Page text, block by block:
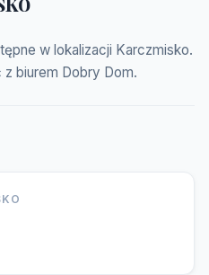
w lokalizacji Karczmisko.
z biurem Dobry Dom.